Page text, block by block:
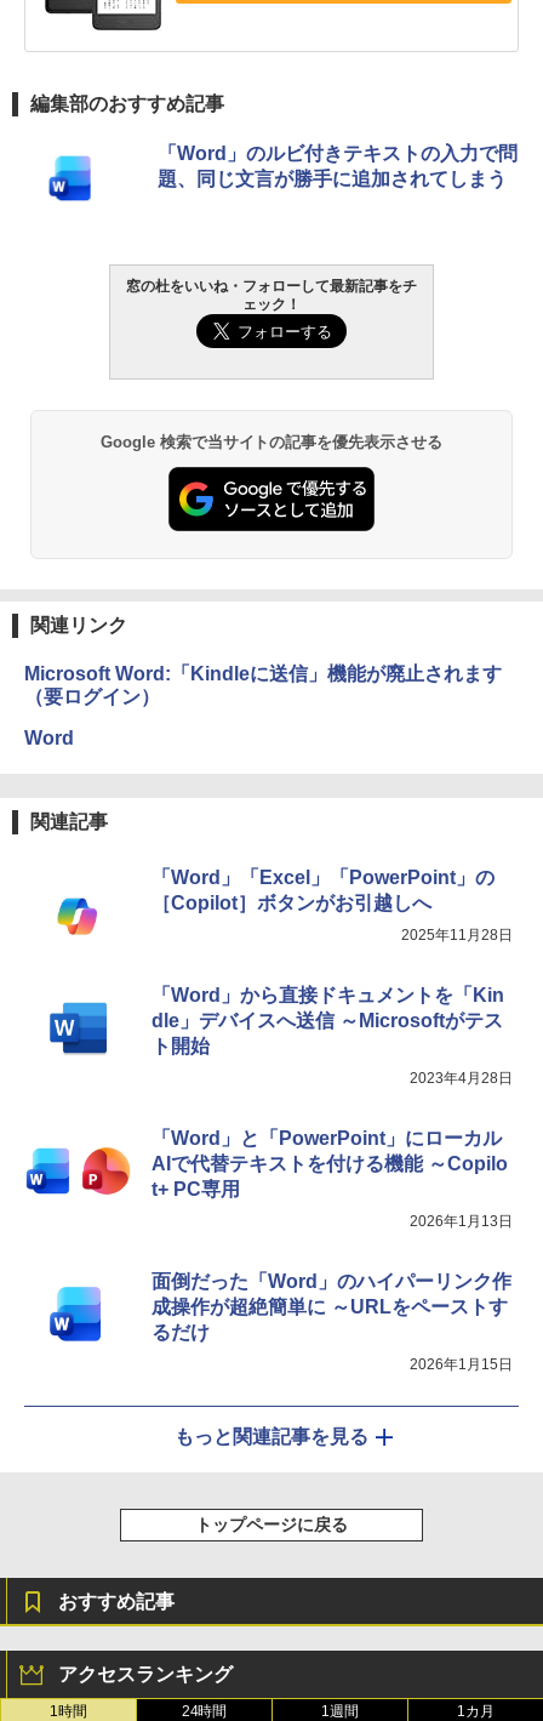
編集部のおすすめ記事
「Word」のルビ付きテキストの入力で問
題、同じ文言が勝手に追加されてしまう
窓の杜をいいね・フォローして最新記事をチ
ェック！
Google 検索で当サイトの記事を優先表示させる
関連リンク
Microsoft Word:「Kindleに送信」機能が廃止されます
（要ログイン）
Word
関連記事
「Word」「Excel」「PowerPoint」の
［Copilot］ボタンがお引越しへ
2025年11月28日
「Word」から直接ドキュメントを「Kin
dle」デバイスへ送信 ～Microsoftがテス
ト開始
2023年4月28日
「Word」と「PowerPoint」にローカル
AIで代替テキストを付ける機能 ～Copilo
t+ PC専用
2026年1月13日
面倒だった「Word」のハイパーリンク作
成操作が超絶簡単に ～URLをペーストす
るだけ
2026年1月15日
もっと関連記事を見る
トップページに戻る
おすすめ記事
アクセスランキング
1時間 24時間 1週間 1カ月